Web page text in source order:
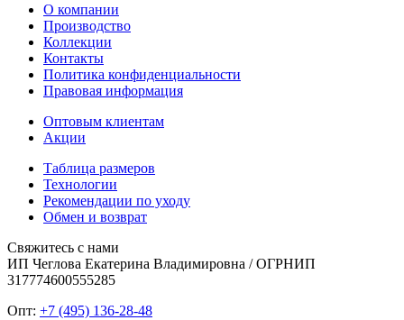
О компании
Производство
Коллекции
Контакты
Политика конфиденциальности
Правовая информация
Оптовым клиентам
Акции
Таблица размеров
Технологии
Рекомендации по уходу
Обмен и возврат
Свяжитесь с нами
ИП Чеглова Екатерина Владимировна / ОГРНИП
317774600555285
Опт: +7 (495) 136-28-48